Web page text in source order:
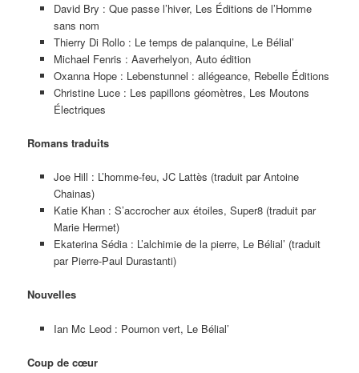
David Bry : Que passe l’hiver, Les Éditions de l’Homme
sans nom
Thierry Di Rollo : Le temps de palanquine, Le Bélial’
Michael Fenris : Aaverhelyon, Auto édition
Oxanna Hope : Lebenstunnel : allégeance, Rebelle Éditions
Christine Luce : Les papillons géomètres, Les Moutons
Électriques
Romans traduits
Joe Hill : L’homme-feu, JC Lattès (traduit par Antoine
Chainas)
Katie Khan : S’accrocher aux étoiles, Super8 (traduit par
Marie Hermet)
Ekaterina Sédia : L’alchimie de la pierre, Le Bélial’ (traduit
par Pierre-Paul Durastanti)
Nouvelles
Ian Mc Leod : Poumon vert, Le Bélial’
Coup de cœur